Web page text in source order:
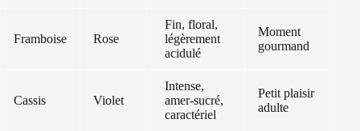
Framboise Rose
Fin, floral,
légèrement
acidulé
Moment
gourmand
Cassis Violet
Intense,
amer-sucré,
caractériel
Petit plaisir
adulte